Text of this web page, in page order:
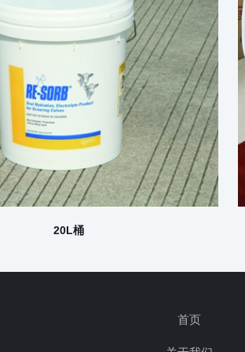
20L桶
首页